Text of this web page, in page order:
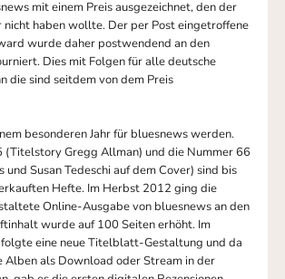
mit einem Preis ausgezeichnet, den der
nicht haben wollte. Der per Post eingetroffene
wurde daher postwendend an den
Dies mit Folgen für alle deutsche
die sind seitdem von dem Preis
besonderen Jahr für bluesnews werden.
(Titelstory Gregg Allman) und die Nummer 66
und Susan Tedeschi auf dem Cover) sind bis
Hefte. Im Herbst 2012 ging die
Online-Ausgabe von bluesnews an den
wurde auf 100 Seiten erhöht. Im
eine neue Titelblatt-Gestaltung und da
Alben als Download oder Stream in der